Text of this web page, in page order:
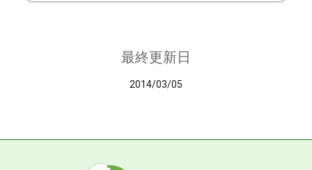
最終更新日
2014/03/05